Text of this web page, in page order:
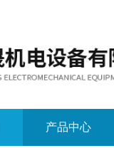
产品中心